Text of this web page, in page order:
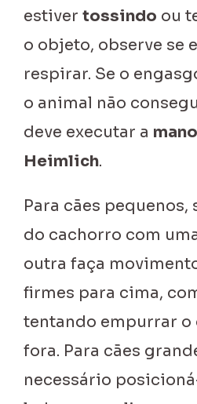
estiver tossindo ou
o objeto, observe se
respirar. Se o
o animal não
deve executar a
Heimlich.
Para cães
do cachorro com
outra faça
firmes para cima,
tentando empurrar o
fora. Para cães
necessário